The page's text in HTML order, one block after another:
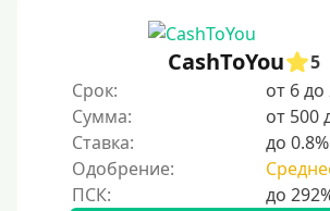
Карты банков и платежные
Мастеркард
Через Юнистрим (Unistream)
На Вебмани
CashToYou
5
Срок:
от 6
Сумма:
от 500
Ставка:
до 0.8%
Одобрение: